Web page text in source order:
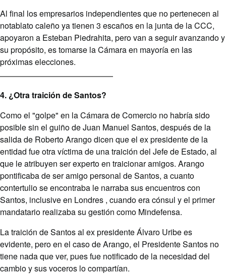
Al final los empresarios independientes que no pertenecen al
notablato caleño ya tienen 3 escaños en la junta de la CCC,
apoyaron a Esteban Piedrahita, pero van a seguir avanzando y
su propósito, es tomarse la Cámara en mayoría en las
próximas elecciones.
4. ¿Otra traición de Santos?
Como el "golpe" en la Cámara de Comercio no habría sido
posible sin el guiño de Juan Manuel Santos, después de la
salida de Roberto Arango dicen que el ex presidente de la
entidad fue otra víctima de una traición del Jefe de Estado, al
que le atribuyen ser experto en traicionar amigos. Arango
pontificaba de ser amigo personal de Santos, a cuanto
contertulio se encontraba le narraba sus encuentros con
Santos, inclusive en Londres , cuando era cónsul y el primer
mandatario realizaba su gestión como Mindefensa.
La traición de Santos al ex presidente Álvaro Uribe es
evidente, pero en el caso de Arango, el Presidente Santos no
tiene nada que ver, pues fue notificado de la necesidad del
cambio y sus voceros lo compartían.